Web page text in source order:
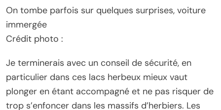
On tombe parfois sur quelques surprises, voiture
immergée
Crédit photo :
Je terminerais avec un conseil de sécurité, en
particulier dans ces lacs herbeux mieux vaut
plonger en étant accompagné et ne pas risquer de
trop s’enfoncer dans les massifs d’herbiers. Les